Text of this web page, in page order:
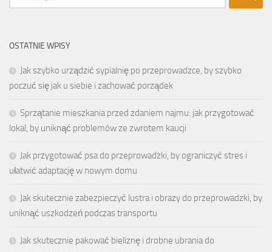
OSTATNIE WPISY
Jak szybko urządzić sypialnię po przeprowadzce, by szybko
poczuć się jak u siebie i zachować porządek
Sprzątanie mieszkania przed zdaniem najmu: jak przygotować
lokal, by uniknąć problemów ze zwrotem kaucji
Jak przygotować psa do przeprowadzki, by ograniczyć stres i
ułatwić adaptację w nowym domu
Jak skutecznie zabezpieczyć lustra i obrazy do przeprowadzki, by
uniknąć uszkodzeń podczas transportu
Jak skutecznie pakować bieliznę i drobne ubrania do